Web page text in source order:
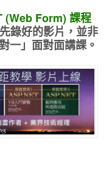
(Web Form) 課程
錄好的影片，並非
對一」面對面講課。